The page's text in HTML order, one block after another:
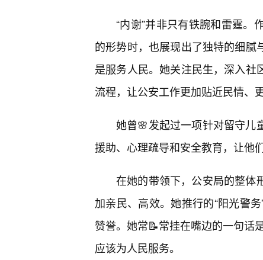
“内谢”并非只有铁腕和雷霆。
的形势时，也展现出了独特的细腻
是服务人民。她关注民生，深入社
流程，让公安工作更加贴近民情、
她曾🌸发起过一项针对留守儿
援助、心理疏导和安全教育，让他
在她的带领下，公安局的整体
加亲民、高效。她推行的“阳光警
赞誉。她常📝常挂在嘴边的一句话
应该为人民服务。